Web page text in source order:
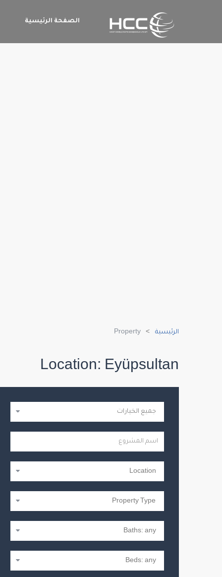
الصفحة الرئيسية
الرئيسية Property
Location: Eyüpsultan